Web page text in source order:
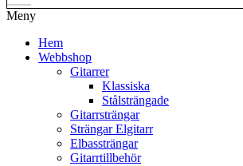
Meny
Hem
Webbshop
Gitarrer
Klassiska
Stålsträngade
Gitarrsträngar
Strängar Elgitarr
Elbassträngar
Gitarrtillbehör